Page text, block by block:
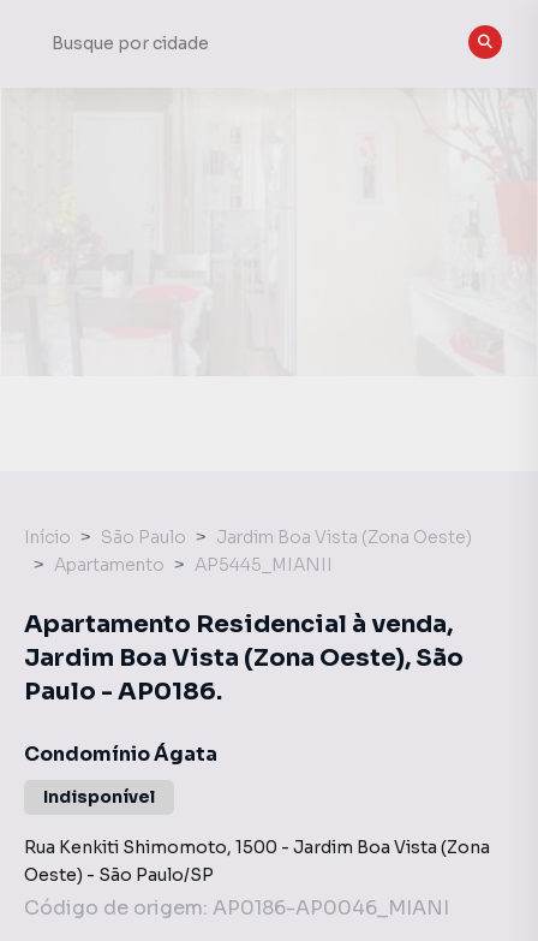
Início São Paulo
Jardim Boa Vista (Zona Oeste)
Apartamento
AP5445_MIANII
Apartamento Residencial à venda,
Jardim Boa Vista (Zona Oeste), São
Paulo - AP0186.
Condomínio Ágata
Indisponível
Rua Kenkiti Shimomoto, 1500 - Jardim Boa Vista (Zona
Oeste) - São Paulo/SP
Código de origem: AP0186-AP0046_MIANI